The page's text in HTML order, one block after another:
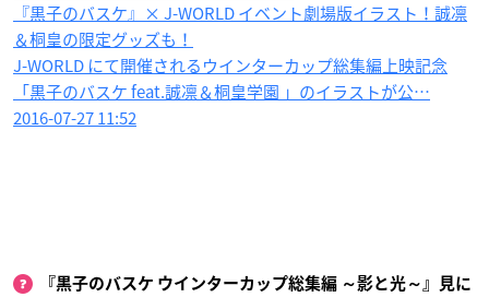
『黒子のバスケ』​× J-WORLD イベント劇場版イラスト！誠凛
＆桐皇の限定グッズも！
J-WORLD にて開催されるウインターカップ総集編上映記念
「黒子のバスケ feat.誠凛＆桐皇学園 」のイラストが公…
2016-07-27 11:52
『黒子のバスケ ウインターカップ総集編 ～影と光～​』​見に